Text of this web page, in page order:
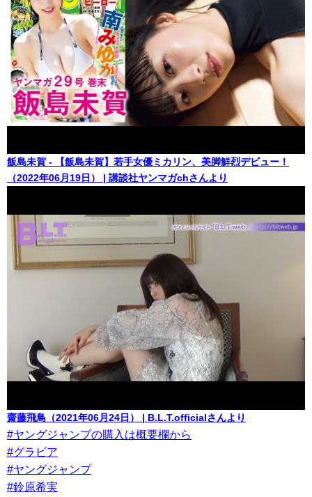
飯島未賀 - 【飯島未賀】若手女優ミカリン、美脚鮮烈デビュー！
（2022年06月19日） | 講談社ヤンマガchさんより
齋藤飛鳥（2021年06月24日） | B.L.T.officialさんより
#ヤングジャンプの購入は概要欄から
#グラビア
#ヤングジャンプ
#鈴原希実